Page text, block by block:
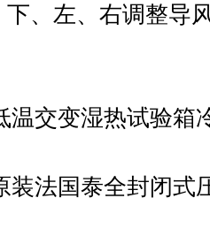
、左、右调整导
交变湿热试验箱
法国泰全封闭式